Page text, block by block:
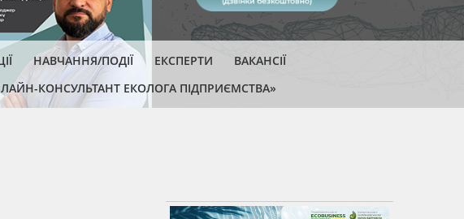
НАВЧАННЯ/ПОДІЇ ЕКСПЕРТИ
ВАКАНСІЇ
КОНСУЛЬТАНТ ЕКОЛОГА ПІДПРИЄМСТВА»